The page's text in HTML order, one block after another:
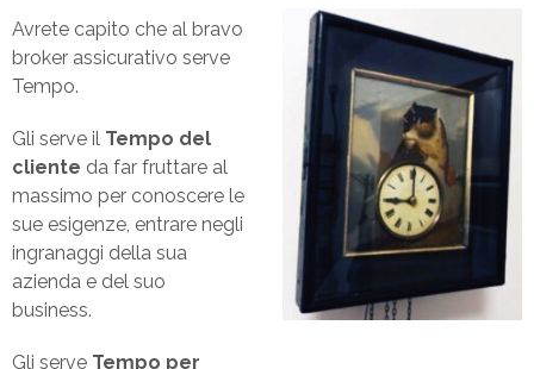
Avrete capito che al bravo
broker assicurativo serve
Tempo.
Gli serve il Tempo del
cliente da far fruttare al
massimo per conoscere le
sue esigenze, entrare negli
ingranaggi della sua
azienda e del suo
business.
Gli serve Tempo per